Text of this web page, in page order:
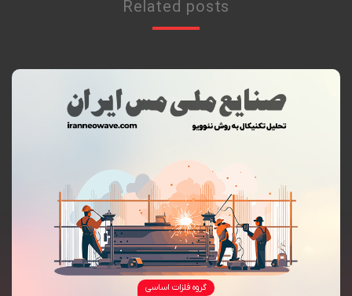
Related posts
گروه فلزات اساسی